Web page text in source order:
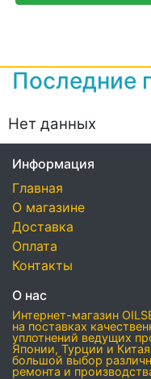
Последние
Нет данных
Информация
Главная
О магазине
Доставка
Оплата
Контакты
О нас
Интернет-магазин
на поставках
уплотнений ведущих
Японии, Турции и
большой выбор
ремонта и